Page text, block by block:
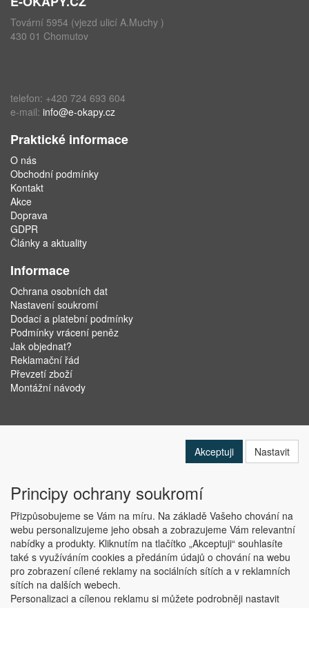
Tovární 5954 (vjezd ulicí A.Muchy )
430 01 Chomutov
telefon: +420 724 693 604
e-mail: info@e-okapy.cz
Praktické informace
O nás
Obchodní podmínky
Kontakt
Akce
Doprava
GDPR
Články a aktuality
Informace
Ochrana osobních dat
Nastavení soukromí
Dodací a platební podmínky
Podmínky vrácení peněz
Jak objednat?
Reklamační řád
Převzetí zboží
Montážní návody
Copyright © ABRA Software a.s. 2019
Akceptuji Nastavit
Principy ochrany soukromí
Přizpůsobujeme se Vám na míru. Na základě Vašeho chování na
webu personalizujeme jeho obsah a zobrazujeme Vám relevantní
nabídky a produkty. Kliknutím na tlačítko „Akceptuji“ souhlasíte
také s využíváním cookies a předáním údajů o chování na webu
pro zobrazení cílené reklamy na sociálních sítích a v reklamních
sítích na dalších webech.
Personalizaci a cílenou reklamu si můžete podrobněji nastavit